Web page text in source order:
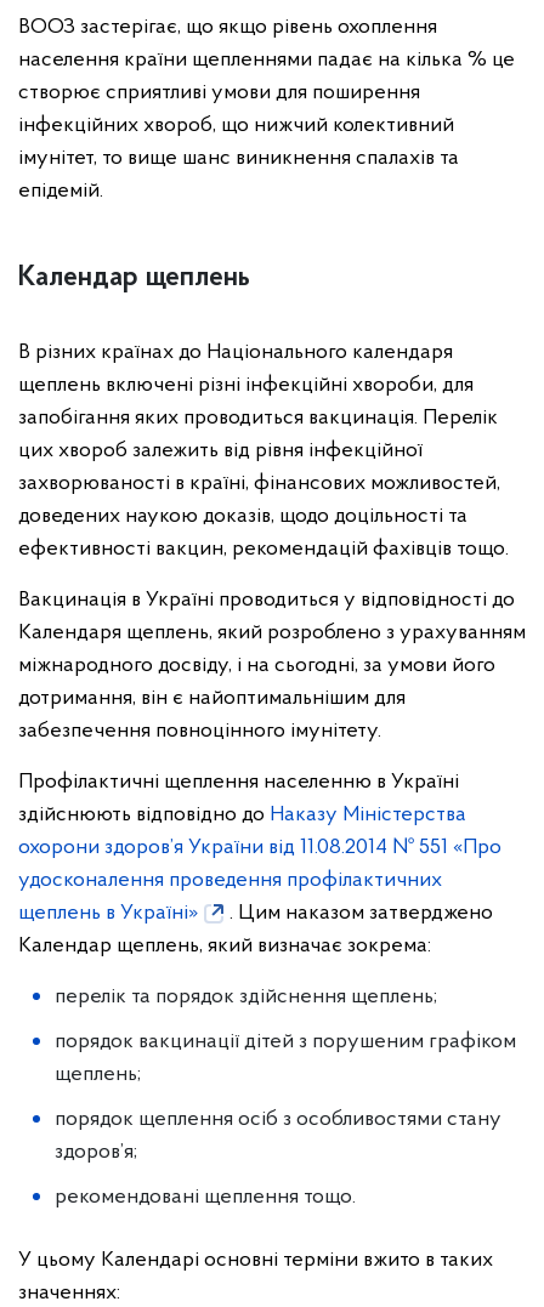
ВООЗ застерігає, що якщо рівень охоплення
населення країни щепленнями падає на кілька % це
створює сприятливі умови для поширення
інфекційних хвороб, що нижчий колективний
імунітет, то вище шанс виникнення спалахів та
епідемій.
Календар щеплень
В різних країнах до Національного календаря
щеплень включені різні інфекційні хвороби, для
запобігання яких проводиться вакцинація. Перелік
цих хвороб залежить від рівня інфекційної
захворюваності в країні, фінансових можливостей,
доведених наукою доказів, щодо доцільності та
ефективності вакцин, рекомендацій фахівців тощо.
Вакцинація в Україні проводиться у відповідності до
Календаря щеплень, який розроблено з урахуванням
міжнародного досвіду, і на сьогодні, за умови його
дотримання, він є найоптимальнішим для
забезпечення повноцінного імунітету.
Профілактичні щеплення населенню в Україні
здійснюють відповідно до Наказу Міністерства
охорони здоров’я України від 11.08.2014 № 551 «Про
удосконалення проведення профілактичних
щеплень в Україні»
. Цим наказом затверджено
Календар щеплень, який визначає зокрема:
перелік та порядок здійснення щеплень;
порядок вакцинації дітей з порушеним графіком
щеплень;
порядок щеплення осіб з особливостями стану
здоров’я;
рекомендовані щеплення тощо.
У цьому Календарі основні терміни вжито в таких
значеннях: